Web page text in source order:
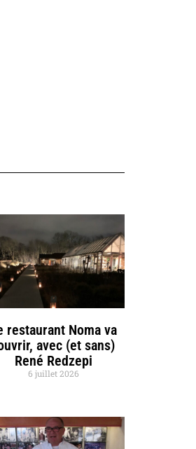
restaurant Noma va
avec (et sans)
René Redzepi
6 juillet 2026